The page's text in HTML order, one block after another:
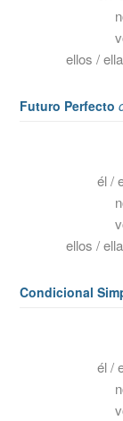
ellos /
Futuro Perfecto
él /
ellos /
Condicional
él /